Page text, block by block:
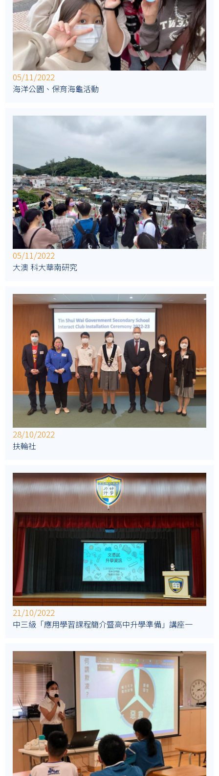
05/11/2022
海洋公園、保育海龜活動
05/11/2022
大澳 科大華南研究
28/10/2022
扶輪社
21/10/2022
中三級「應用學習課程簡介暨高中升學準備」講座一